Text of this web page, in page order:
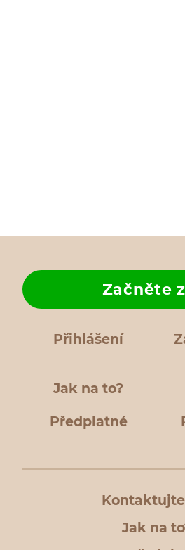
Přihlášení
Jak na to?
Začněte
Předplatné
Jak na